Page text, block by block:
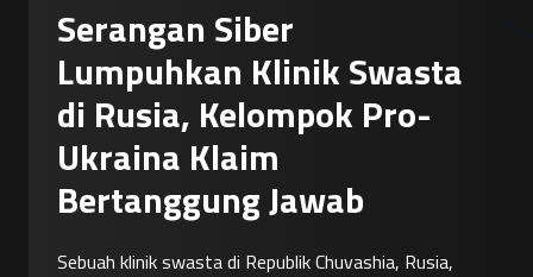
Serangan Siber
Lumpuhkan Klinik Swasta
di Rusia, Kelompok Pro-
Ukraina Klaim
Bertanggung Jawab
Sebuah klinik swasta di Republik Chuvashia, Rusia,